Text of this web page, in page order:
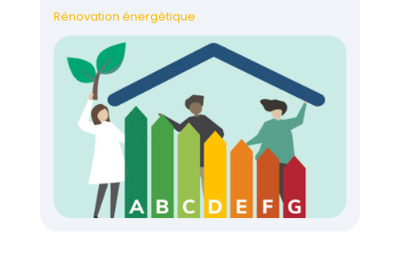
Rénovation énergétique